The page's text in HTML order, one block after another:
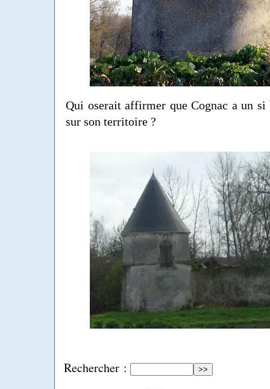
Rechercher :
Qui oserait affirmer que Cognac a un si
sur son territoire ?